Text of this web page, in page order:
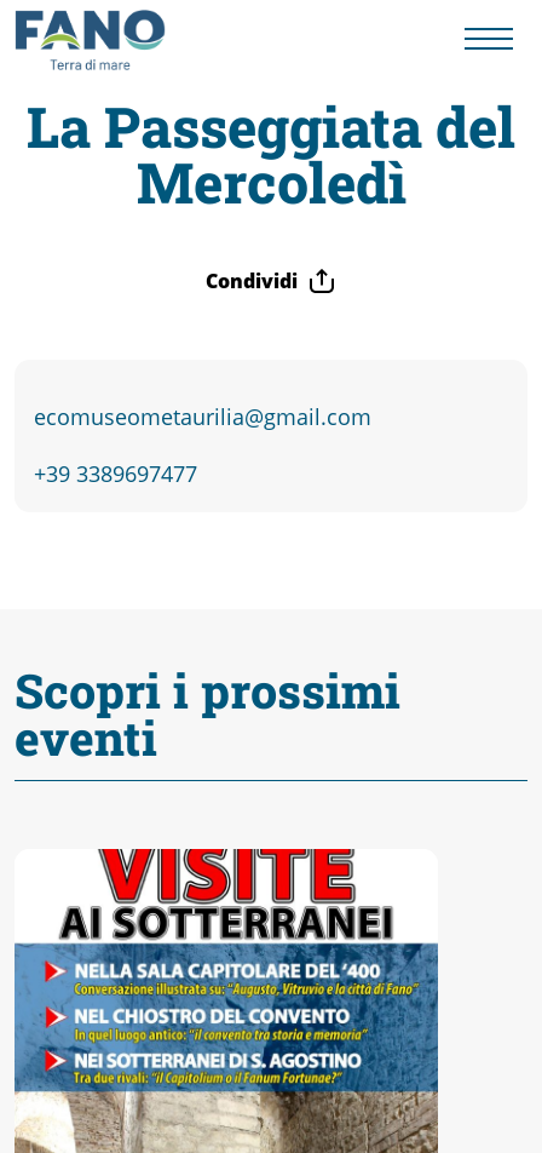
Fano
Cose
da
storici
Enogastronomia
Informazioni
Guide
Fano
Accessibili
La Passeggiata del
Mercoledì
Condividi
ecomuseometaurilia@gmail.com
+39 3389697477
Scopri i prossimi
eventi